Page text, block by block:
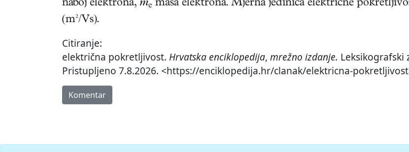
naboj elektrona, me masa elektrona. Mjerna jedinica električne
(m²/Vs).
Citiranje:
električna pokretljivost. Hrvatska enciklopedija, mrežno izdanje. Leksikografski
Pristupljeno 7.8.2026. <https://enciklopedija.hr/clanak/elektricna-
Komentar